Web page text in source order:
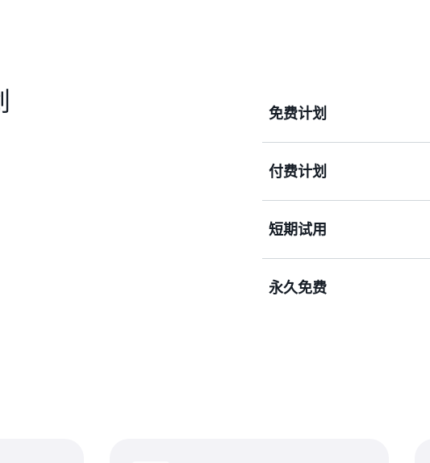
免费计划
使用高达 200 美元的 Free
付费计划
使用即用即付定价模式访
短期试用
通过免费短期试用体验精
永久免费